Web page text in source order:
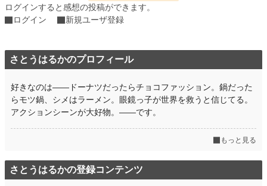
累計ポイント 59,223 pt (40,723 位)
ログインすると感想の投稿ができます。
ログイン
新規ユーザ登録
さとうはるかのプロフィール
好きなのは――ドーナツだったらチョコファッション。鍋だった
らモツ鍋、シメはラーメン。眼鏡っ子が世界を救うと信じてる。
アクションシーンが大好物。――です。
もっと見る
さとうはるかの登録コンテンツ